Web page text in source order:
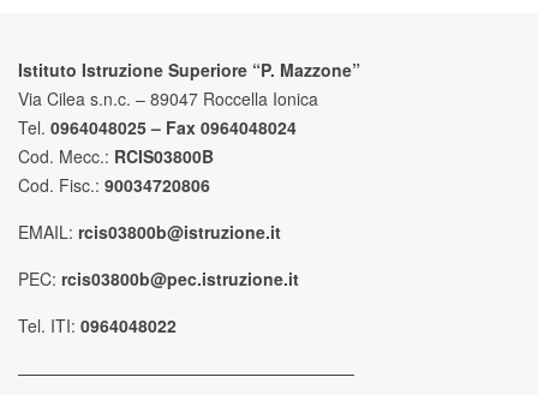
Istituto Istruzione Superiore “P. Mazzone”
Via Cilea s.n.c. – 89047 Roccella Ionica
Tel. 0964048025 – Fax 0964048024
Cod. Mecc.: RCIS03800B
Cod. Fisc.: 90034720806
EMAIL: rcis03800b@istruzione.it
PEC: rcis03800b@pec.istruzione.it
Tel. ITI: 0964048022
————————————————————